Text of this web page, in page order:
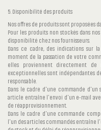
5. Disponibilité des produits
Nos offres de produits sont proposées
Pour les produits non stockés dans
disponibilité chez nos fournisseurs.
Dans ce cadre, des indications sur
moment de la passation de votre
elles proviennent directement de
exceptionnelles sont indépendantes
responsable.
Dans le cadre d'une commande
article entraîne l'envoi d'un e-mail
de réapprovisionnement.
Dans le cadre d'une commande
l'un des articles commandés entraîne